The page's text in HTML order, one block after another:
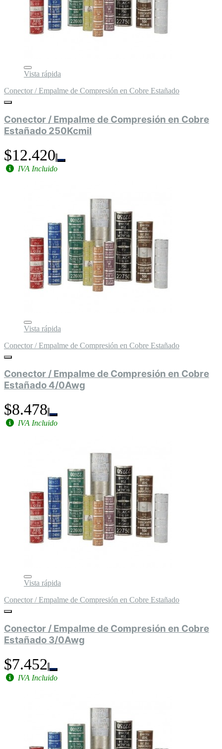
Vista rápida
Conector / Empalme de Compresión en Cobre Estañado
Conector / Empalme de Compresión en Cobre
Estañado 250Kcmil
$12.420
IVA Incluido
Vista rápida
Conector / Empalme de Compresión en Cobre Estañado
Conector / Empalme de Compresión en Cobre
Estañado 4/0Awg
$8.478
IVA Incluido
Vista rápida
Conector / Empalme de Compresión en Cobre Estañado
Conector / Empalme de Compresión en Cobre
Estañado 3/0Awg
$7.452
IVA Incluido